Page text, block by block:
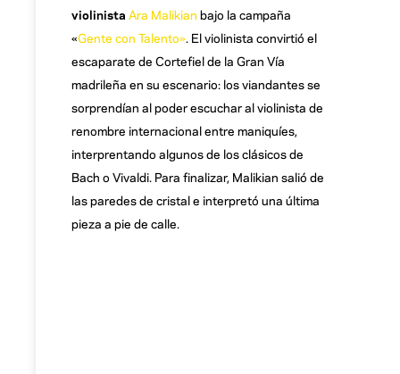
violinista Ara Malikian bajo la campaña
«Gente con Talento» . El violinista convirtió el
escaparate de Cortefiel de la Gran Vía
madrileña en su escenario: los viandantes se
sorprendían al poder escuchar al violinista de
renombre internacional entre maniquíes,
interprentando algunos de los clásicos de
Bach o Vivaldi. Para finalizar, Malikian salió de
las paredes de cristal e interpretó una última
pieza a pie de calle.